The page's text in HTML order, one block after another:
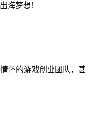
海梦想！
怀的游戏创业团队，甚